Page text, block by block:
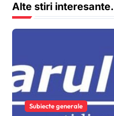
Alte stiri
Subiecte generale